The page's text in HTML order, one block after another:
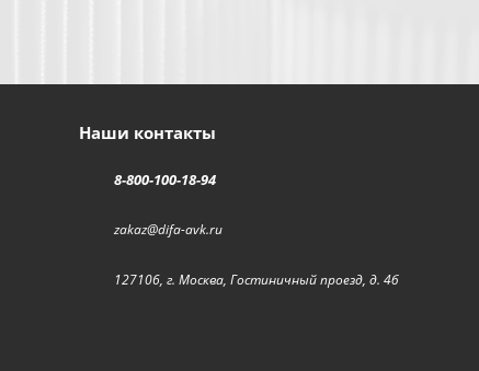
Наши контакты
8-800-100-18-94
zakaz@difa-avk.ru
127106, г. Москва, Гостиничный проезд, д. 4б